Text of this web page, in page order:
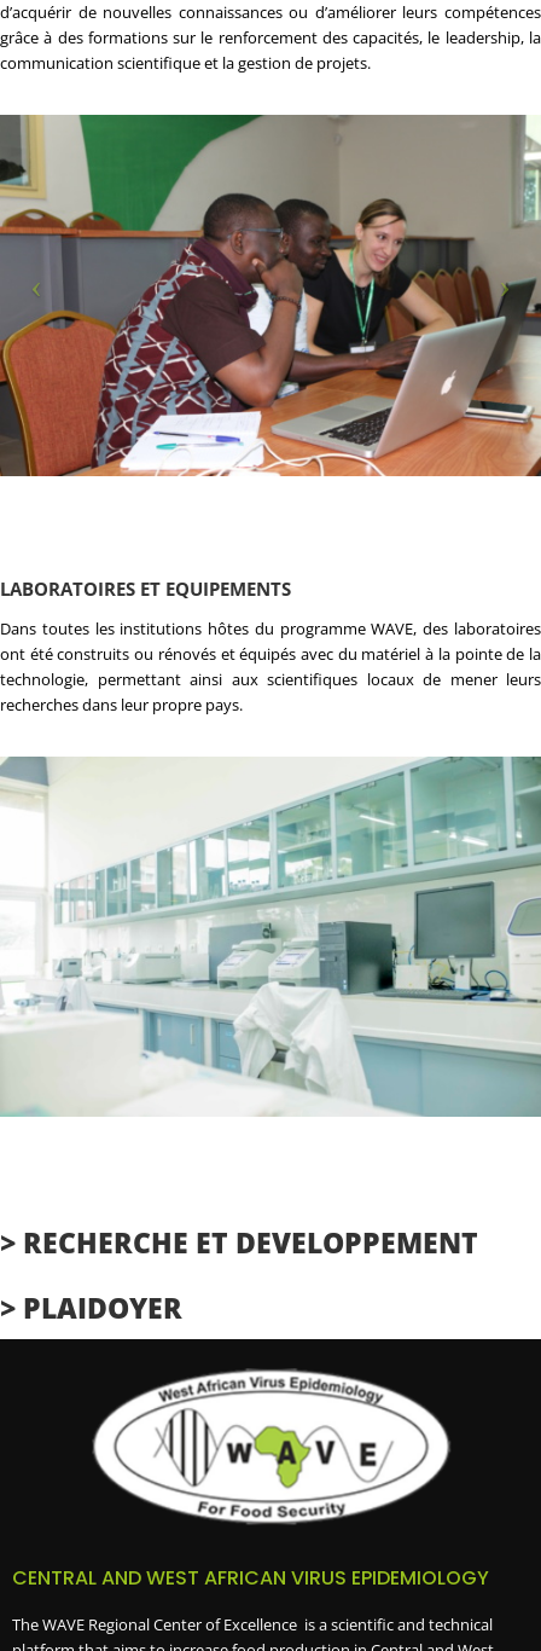
d’acquérir de nouvelles connaissances ou d’améliorer leurs compétences
grâce à des formations sur le renforcement des capacités, le leadership, la
communication scientifique et la gestion de projets.
LABORATOIRES ET EQUIPEMENTS
Dans toutes les institutions hôtes du programme WAVE, des laboratoires
ont été construits ou rénovés et équipés avec du matériel à la pointe de la
technologie, permettant ainsi aux scientifiques locaux de mener leurs
recherches dans leur propre pays.
> RECHERCHE ET DEVELOPPEMENT
> PLAIDOYER
CENTRAL AND WEST AFRICAN VIRUS EPIDEMIOLOGY
The WAVE Regional Center of Excellence is a scientific and technical